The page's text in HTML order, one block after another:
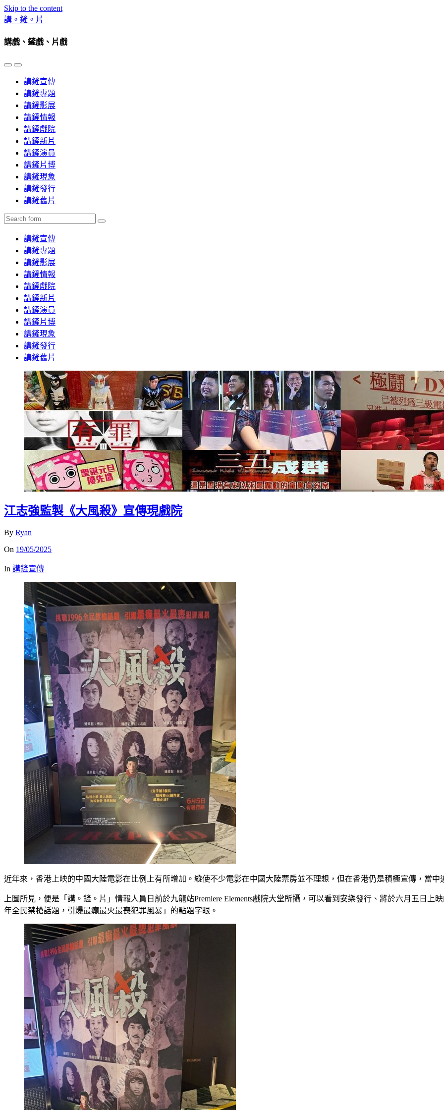
Skip to the content
講。鏟。片
講戲、鏟戲、片戲
Toggle
mobile
Toggle
search
field
講鏟宣傳
講鏟專題
講鏟影展
講鏟情報
講鏟戲院
講鏟新片
講鏟演員
講鏟片博
講鏟現象
講鏟發行
講鏟舊片
Search
講鏟宣傳
講鏟專題
講鏟影展
講鏟情報
講鏟戲院
講鏟新片
講鏟演員
講鏟片博
講鏟現象
講鏟發行
講鏟舊片
江志強監製《大風殺》宣傳現戲院
By Ryan
On 19/05/2025
In 講鏟宣傳
近年來，香港上映的中國大陸電影在比例上有所增加。縱使不少電影在中國大陸票房並不理想，但在香港仍是積極宣傳，當中
上圖所見，便是「講。鏟。片」情報人員日前於九龍站Premiere Elements戲院大堂所攝，可以看到安樂發行、將於六月五日
年全民禁槍話題，引爆最癲最火最喪犯罪風暴」的點題字眼。